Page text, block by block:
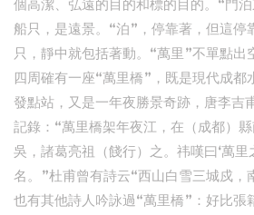
個高潔、弘遠的目的和標的目的。“門
船只，是遠景。“泊”，停靠著，但這停
只，靜中就包括著動。“萬里”不單點出
四周確有一座“萬里橋”，既是現代成都
發點站，又是一年夜勝景奇跡，唐李吉
記錄：“萬里橋架年夜江，在（成都）
吳，諸葛亮祖（餞行）之。祎嘆曰‘萬里
名。”杜甫曾有詩云“西山白雪三城戍，
也有其他詩人吟詠過“萬里橋”：好比張